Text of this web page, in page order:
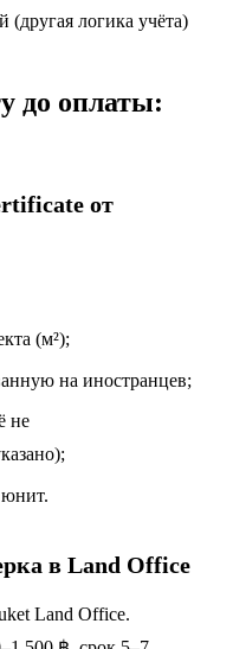
(другая логика учёта)
до оплаты:
от
(м²);
на иностранцев;
не
в Land Office
Land Office.